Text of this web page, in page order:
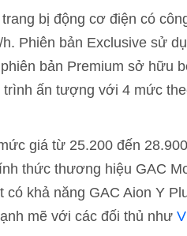
bị động cơ điện có
Phiên bản Exclusive sử
bản Premium sở hữu
ấn tượng với 4 mức
giá từ 25.200 đến
thức thương hiệu GAC
khả năng GAC Aion Y
mẽ với các đối thủ như